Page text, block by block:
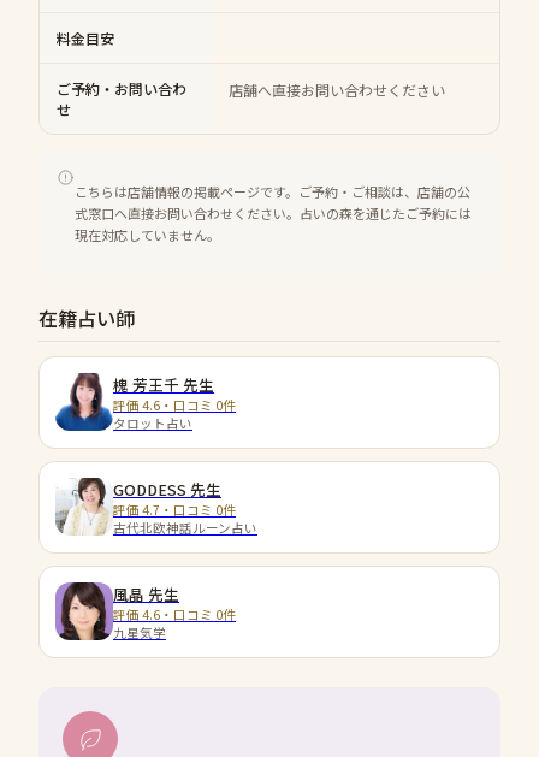
料金目安
ご予約・お問い合わ
せ
店舗へ直接お問い合わせください
こちらは店舗情報の掲載ページです。ご予約・ご相談は、店舗の公
式窓口へ直接お問い合わせください。占いの森を通じたご予約には
現在対応していません。
在籍占い師
槐 芳王千 先生
評価 4.6・口コミ 0件
タロット占い
GODDESS 先生
評価 4.7・口コミ 0件
古代北欧神話ルーン占い
風晶 先生
評価 4.6・口コミ 0件
九星気学